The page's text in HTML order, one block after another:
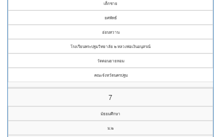
เด็กชาย
ยศพัทธ์
อ่อนหวาน
โรงเรียนพระปฐมวิทยาลัย ๒ หลวงพ่อเงินอนุสรณ์
วัดดอนยายหอม
คณะจังหวัดนครปฐม
7
มัธยมศึกษา
ม.๒